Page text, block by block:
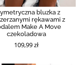
bluzka z
rękawami z
Make A Move
czekoladowa
109,99 zł